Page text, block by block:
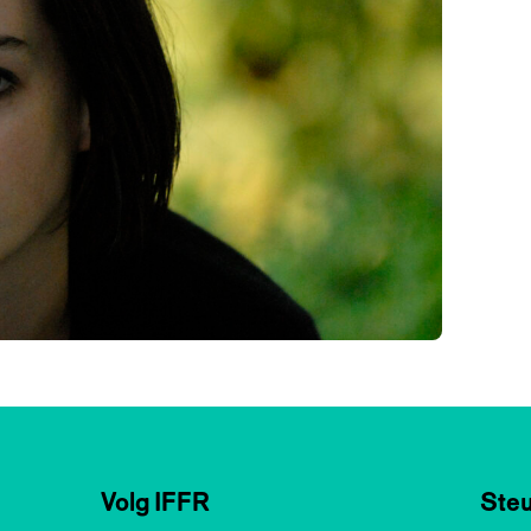
Volg IFFR